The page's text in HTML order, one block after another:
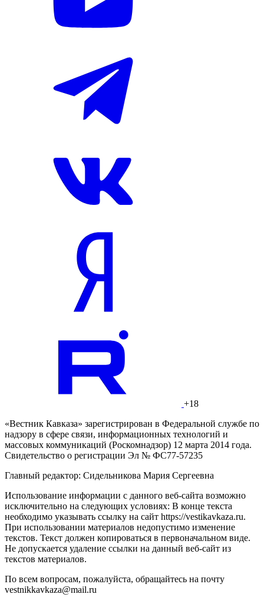
+18
«Вестник Кавказа» зарегистрирован в Федеральной службе по
надзору в сфере связи, информационных технологий и
массовых коммуникаций (Роскомнадзор) 12 марта 2014 года.
Свидетельство о регистрации Эл № ФС77-57235
Главный редактор: Сидельникова Мария Сергеевна
Использование информации с данного веб-сайта возможно
исключительно на следующих условиях: В конце текста
необходимо указывать ссылку на сайт https://vestikavkaza.ru.
При использовании материалов недопустимо изменение
текстов. Текст должен копироваться в первоначальном виде.
Не допускается удаление ссылки на данный веб-сайт из
текстов материалов.
По всем вопросам, пожалуйста, обращайтесь на почту
vestnikkavkaza@mail.ru